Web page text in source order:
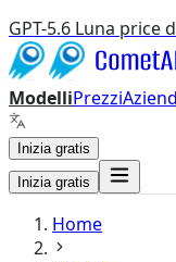
GPT-5.6 Luna price
ModelliPrezzi
Inizia gratis
Inizia gratis
Home